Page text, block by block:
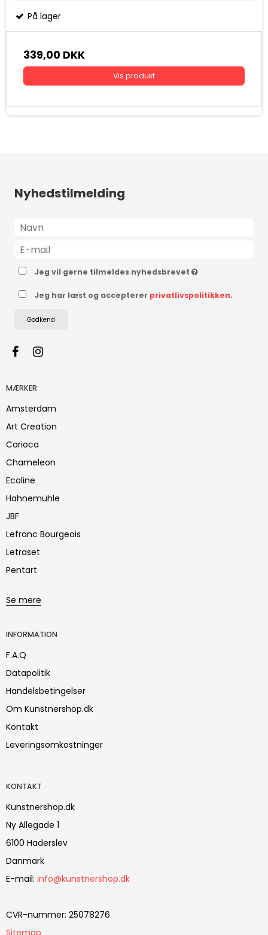
På lager
339,00 DKK
Vis produkt
Nyhedstilmelding
Jeg vil gerne tilmeldes nyhedsbrevet
Jeg har læst og accepterer privatlivspolitikken.
Godkend
MÆRKER
Amsterdam
Art Creation
Carioca
Chameleon
Ecoline
Hahnemühle
JBF
Lefranc Bourgeois
Letraset
Pentart
Se mere
INFORMATION
F.A.Q
Datapolitik
Handelsbetingelser
Om Kunstnershop.dk
Kontakt
Leveringsomkostninger
KONTAKT
Kunstnershop.dk
Ny Allegade 1
6100 Haderslev
Danmark
E-mail: info@kunstnershop.dk
CVR-nummer: 25078276
Sitemap